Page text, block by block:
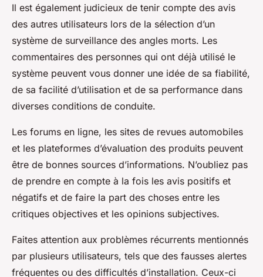
Il est également judicieux de tenir compte des avis
des autres utilisateurs lors de la sélection d’un
système de surveillance des angles morts. Les
commentaires des personnes qui ont déjà utilisé le
système peuvent vous donner une idée de sa fiabilité,
de sa facilité d’utilisation et de sa performance dans
diverses conditions de conduite.
Les forums en ligne, les sites de revues automobiles
et les plateformes d’évaluation des produits peuvent
être de bonnes sources d’informations. N’oubliez pas
de prendre en compte à la fois les avis positifs et
négatifs et de faire la part des choses entre les
critiques objectives et les opinions subjectives.
Faites attention aux problèmes récurrents mentionnés
par plusieurs utilisateurs, tels que des fausses alertes
fréquentes ou des difficultés d’installation. Ceux-ci